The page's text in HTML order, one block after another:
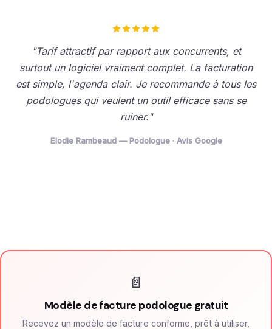
"Tarif attractif par rapport aux concurrents, et
surtout un logiciel vraiment complet. La facturation
est simple, l'agenda clair. Je recommande à tous les
podologues qui veulent un outil efficace sans se
ruiner."
Elodie Rambeaud — Podologue · Avis Google
📄
Modèle de facture podologue gratuit
Recevez un modèle de facture conforme, prêt à utiliser,